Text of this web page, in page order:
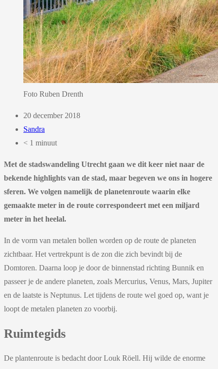
Foto Ruben Drenth
20 december 2018
Sandra
< 1 minuut
Met de stadswandeling Utrecht gaan we dit keer niet naar de
bekende highlights van de stad, maar begeven we ons in hogere
sferen. We volgen namelijk de planetenroute waarin elke
gemaakte meter in de route correspondeert met een miljard
meter in het heelal.
In de vorm van metalen bollen worden op de route de planeten
zichtbaar. Het vertrekpunt is de zon die zich bevindt bij de
Domtoren. Daarna loop je door de binnenstad richting Bunnik en
passeer je de andere planeten, zoals Mercurius, Venus, Mars, Jupiter
en de laatste is Neptunus. Let tijdens de route wel goed op, want je
loopt de metalen planeten zo voorbij.
Ruimtegids
De plantenroute is bedacht door Louk Röell. Hij wilde de enorme